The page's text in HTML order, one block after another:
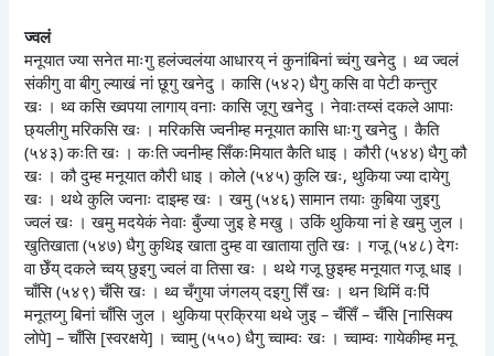
ज्वलं
मनूयात ज्या सनेत माःगु हलंज्वलंया आधारय् नं कुनांबिनां च्वंगु खनेदु । थ्व ज्वलं
संकीगु वा बीगु ल्याखं नां छूगु खनेदु । कासि (५४२) धैगु कसि वा पेटी कन्तुर
खः । थ्व कसि ख्वपया लागाय् वनाः कासि जूगु खनेदु । नेवाःतय्सं दकले आपाः
छ्यलीगु मरिकसि खः । मरिकसि ज्वनीम्ह मनूयात कासि धाःगु खनेदु । कैति
(५४३) कःति खः । कःति ज्वनीम्ह सिँकःमियात कैति धाइ । कौरी (५४४) धैगु कौ
खः । कौ दुम्ह मनूयात कौरी धाइ । कोले (५४५) कुलि खः, थुकिया ज्या दायेगु
खः । थथे कुलि ज्वनाः दाइम्ह खः । खमु (५४६) सामान तयाः कुबिया जुइगु
ज्वलं खः । खमु मदयेकं नेवाः बुँज्या जुइ हे मखु । उकिं थुकिया नां हे खमु जुल ।
खुतिखाता (५४७) धैगु कुथिइ खाता दुम्ह वा खाताया तुति खः । गजू (५४८) देगः
वा छेँय् दकले च्वय् छुइगु ज्वलं वा तिसा खः । थथे गजू छुइम्ह मनूयात गजू धाइ ।
चाँसि (५४९) चँसि खः । थ्व चँगुया जंगलय् दइगु सिँ खः । थन थिमिं वःपिं
मनूतय्गु बिनां चाँसि जुल । थुकिया प्रक्रिया थथे जुइ – चँसिँ – चँसि [नासिक्य
लोपे] – चाँसि [स्वरक्षये] । च्वामु (५५०) धैगु च्वाम्वः खः । च्वाम्वः गायेकीम्ह मनू